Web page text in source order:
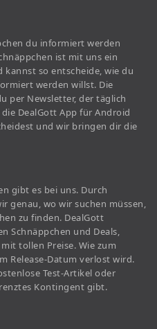
du informiert werden
ist mit uns ein
kannst so entscheide, wie du
werden willst. Die
per Newsletter, der täglich
DealGott App für Android
und wir bringen dir die
gibt es bei uns. Durch
genau, wo wir suchen müssen,
zu finden. DealGott
Schnäppchen und Deals,
tollen Preise. Wie zum
Release-Datum verlost wird.
Test-Artikel oder
Kontingent gibt.